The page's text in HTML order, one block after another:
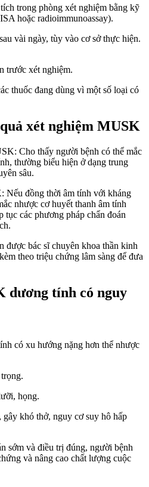
trong phòng xét nghiệm bằng kỹ
hoặc radioimmunoassay).
vài ngày, tùy vào cơ sở thực hiện.
trước xét nghiệm.
thuốc đang dùng vì một số loại có
xét nghiệm MUSK
Cho thấy người bệnh có thể mắc
thường biểu hiện ở dạng trung
sâu.
Nếu đồng thời âm tính với kháng
nhược cơ huyết thanh âm tính
tục các phương pháp chẩn đoán
được bác sĩ chuyên khoa thần kinh
theo triệu chứng lâm sàng để đưa
dương tính có nguy
có xu hướng nặng hơn thể nhược
họng.
khó thở, nguy cơ suy hô hấp
sớm và điều trị đúng, người bệnh
và nâng cao chất lượng cuộc